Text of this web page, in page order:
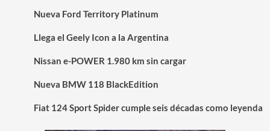
Nueva Ford Territory Platinum
Llega el Geely Icon a la Argentina
Nissan e-POWER 1.980 km sin cargar
Nueva BMW 118 BlackEdition
Fiat 124 Sport Spider cumple seis décadas como leyenda